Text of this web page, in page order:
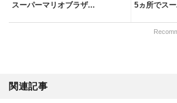
スーパーマリオブラザ...
5ヵ所でス
関連記事